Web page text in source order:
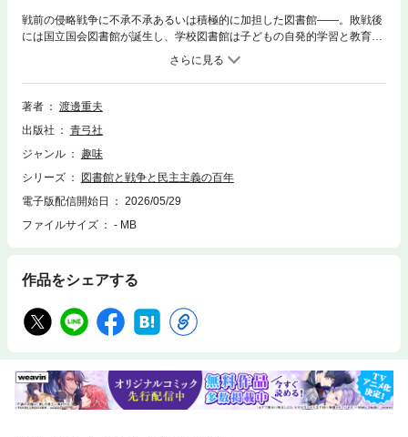
戦前の侵略戦争に不承不承あるいは積極的に加担した図書館――。敗戦後
には国立国会図書館が誕生し、学校図書館は子どもの自発的学習と教育を
実現する装置に生まれ変わった。戦前から戦中、戦後までの100年間を、
各地の図書館史や膨大な史料から振り返る。
著者
渡邊重夫
出版社
青弓社
ジャンル
趣味
シリーズ
図書館と戦争と民主主義の百年
電子版配信開始日
2026/05/29
ファイルサイズ
- MB
作品をシェアする